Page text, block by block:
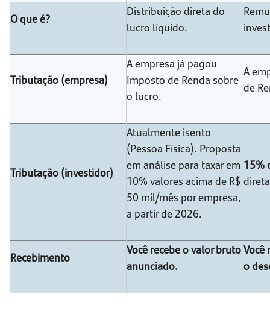
O que é?
Distribuição direta do
lucro líquido.
Tributação (empresa)
A empresa já pagou
Imposto de Renda sobre
o lucro.
A
de
Tributação (investidor)
Atualmente isento
(Pessoa Física). Proposta
em análise para taxar em
10% valores acima de R$
50 mil/mês por empresa,
a partir de 2026.
15%
Recebimento
Você recebe o valor bruto
anunciado.
Você
o